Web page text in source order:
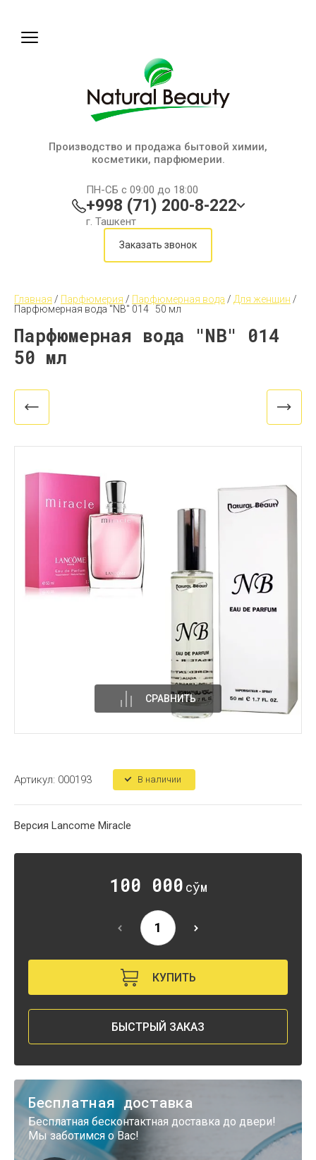
Производство и продажа бытовой химии,
косметики, парфюмерии.
ПН-СБ с 09:00 до 18:00
+998 (71) 200-8-222
г. Ташкент
Заказать звонок
Главная / Парфюмерия / Парфюмерная вода / Для женщин
Парфюмерная вода "NB" 014   50 мл
Парфюмерная вода "NB" 014
50 мл
СРАВНИТЬ
Артикул: 000193 В наличии
Версия Lancome Miracle
100 000 сўм
КУПИТЬ
БЫСТРЫЙ ЗАКАЗ
Бесплатная доставка
Бесплатная бесконтактная доставка до двери!
Мы заботимся о Вас!